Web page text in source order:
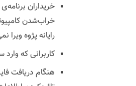
خریداران
خراب‌شدن
رایانه پژوه ویرا
کاربرانی که
هنگام دریافت